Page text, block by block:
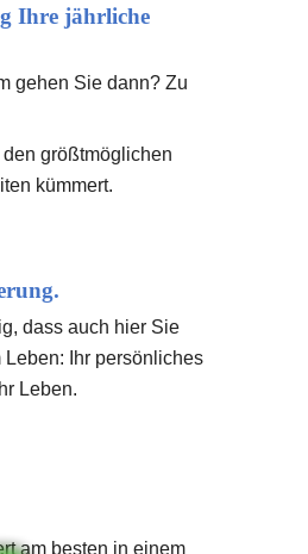
Ihre jährliche
gehen Sie dann? Zu
größtmöglichen
kümmert.
dass auch hier Sie
Ihr persönliches
Leben.
am besten in einem